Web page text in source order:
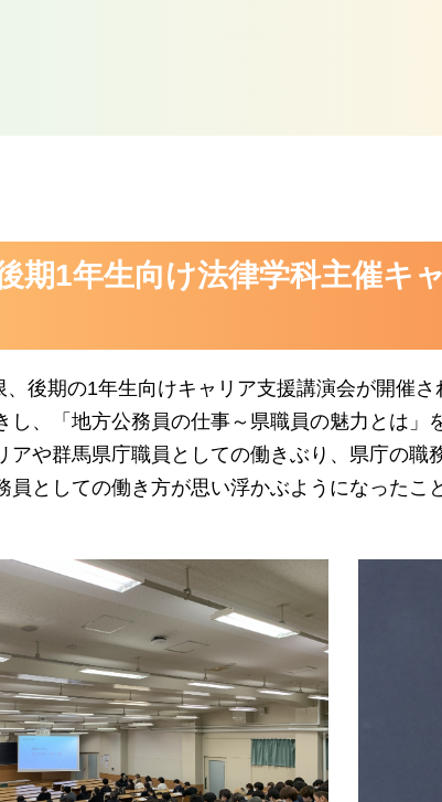
期1年生向け法律学科主催キ
、後期の1年生向けキャリア支援講演会が開催
し、「地方公務員の仕事～県職員の魅力とは
アや群馬県庁職員としての働きぶり、県庁の
員としての働き方が思い浮かぶようになった